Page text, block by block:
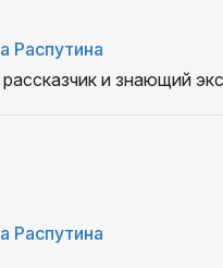
Распутина
и знающий
Распутина